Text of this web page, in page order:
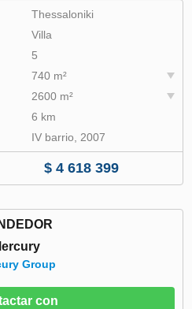
Thessaloniki
Villa
5
740 m²
2600 m²
6 km
IV barrio, 2007
$ 4 618 399
Group
con